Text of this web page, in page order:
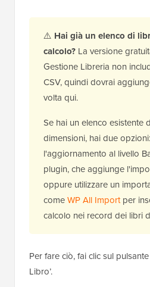
⚠️ Hai già un elenco di
calcolo? La versione
Gestione Libreria non
CSV, quindi dovrai
volta qui.
Se hai un elenco esistente
dimensioni, hai due
l'aggiornamento al livello
plugin, che aggiunge
oppure utilizzare un
comeWP All Importper
calcolo nei record dei libri
Per fare ciò, fai clic sul
Libro’.